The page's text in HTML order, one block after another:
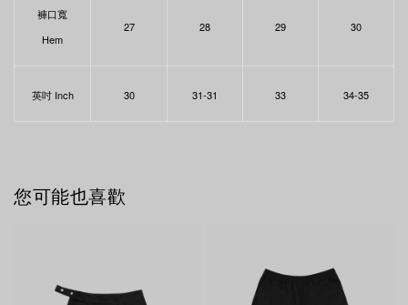
褲口寬
Hem
27 28 29 30
英吋 Inch 30 31-31 33 34-35
您可能也喜歡